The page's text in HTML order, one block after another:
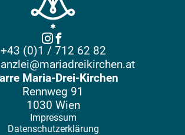
+43 (0)1 / 712 62 82
Maria-Drei-Kirchen
Rennweg 91
1030 Wien
Impressum
Datenschutzerklärung